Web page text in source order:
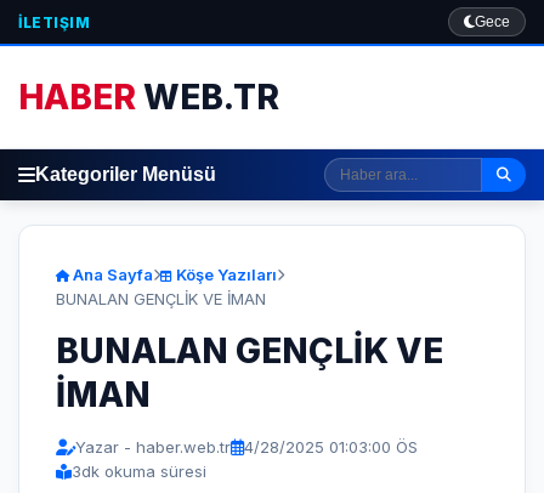
İLETIŞIM Gece
HABERWEB.TR
Kategoriler Menüsü
Ana Sayfa
Köşe Yazıları
BUNALAN GENÇLİK VE İMAN
BUNALAN GENÇLİK VE
İMAN
Yazar - haber.web.tr
4/28/2025 01:03:00 ÖS
3dk okuma süresi